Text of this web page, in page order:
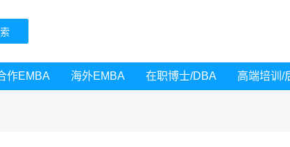
作EMBA 海外EMBA 在职博士/DBA 高端培训/